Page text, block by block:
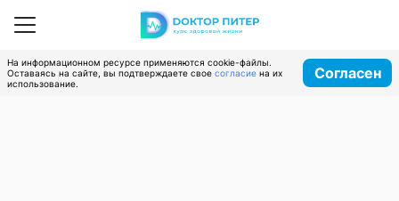
На информационном ресурсе применяются cookie-файлы.
Оставаясь на сайте, вы подтверждаете свое согласие на их
использование.
Согласен